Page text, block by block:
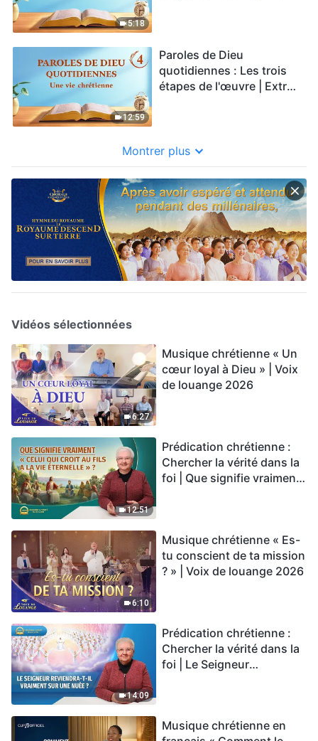
5:18
12:59
Paroles de Dieu
quotidiennes : Les trois
étapes de l'œuvre | Extrait
Montrer plus
Vidéos sélectionnées
6:27
Musique chrétienne « Un
cœur loyal à Dieu » | Voix
de louange 2026
12:51
Prédication chrétienne :
Chercher la vérité dans la
foi | Que signifie vraiment
6:10
Musique chrétienne « Es-
tu conscient de ta mission
? » | Voix de louange 2026
14:09
Prédication chrétienne :
Chercher la vérité dans la
foi | Le Seigneur
Musique chrétienne en